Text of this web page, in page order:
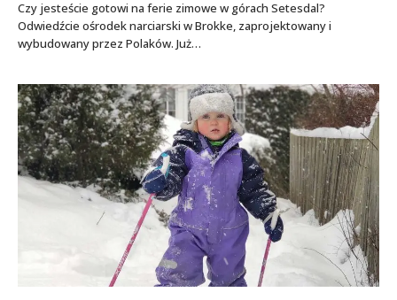
Czy jesteście gotowi na ferie zimowe w górach Setesdal?
Odwiedźcie ośrodek narciarski w Brokke, zaprojektowany i
wybudowany przez Polaków. Już…